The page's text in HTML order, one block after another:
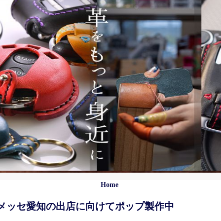
Home
ッセ愛知の出店に向けてポップ製作中